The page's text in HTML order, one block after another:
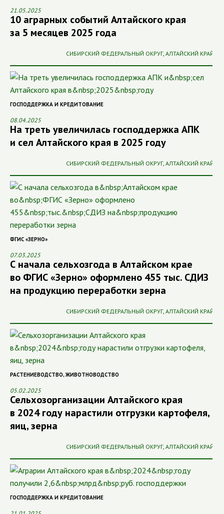
21.05.2025
10 аграрных событий Алтайского края
за 5 месяцев 2025 года
СИБИРСКИЙ ФЕДЕРАЛЬНЫЙ ОКРУГ, АЛТАЙСКИЙ КРАЙ
ГОСПОДДЕРЖКА И КРЕДИТОВАНИЕ
08.04.2025
На треть увеличилась господдержка АПК
и сел Алтайского края в 2025 году
СИБИРСКИЙ ФЕДЕРАЛЬНЫЙ ОКРУГ, АЛТАЙСКИЙ КРАЙ
ФГИС «ЗЕРНО»
07.03.2025
С начала сельхозгода в Алтайском крае
во ФГИС «Зерно» оформлено 455 тыс. СДИЗ
на продукцию переработки зерна
СИБИРСКИЙ ФЕДЕРАЛЬНЫЙ ОКРУГ, АЛТАЙСКИЙ КРАЙ
РАСТЕНИЕВОДСТВО, ЖИВОТНОВОДСТВО
05.02.2025
Сельхозорганизации Алтайского края
в 2024 году нарастили отгрузки картофеля,
яиц, зерна
СИБИРСКИЙ ФЕДЕРАЛЬНЫЙ ОКРУГ, АЛТАЙСКИЙ КРАЙ
ГОСПОДДЕРЖКА И КРЕДИТОВАНИЕ